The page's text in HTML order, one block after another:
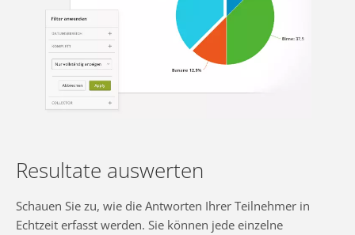
Resultate auswerten
Schauen Sie zu, wie die Antworten Ihrer Teilnehmer in
Echtzeit erfasst werden. Sie können jede einzelne